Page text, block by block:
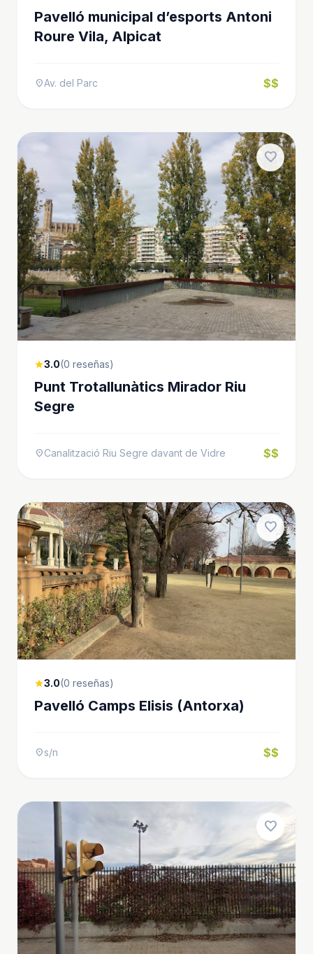
Pavelló municipal d’esports Antoni
Roure Vila, Alpicat
location_onAv. del Parc $$
favorite
star3.0(0 reseñas)
Punt Trotallunàtics Mirador Riu
Segre
location_onCanalització Riu Segre davant de Vidre $$
favorite
star3.0(0 reseñas)
Pavelló Camps Elisis (Antorxa)
location_ons/n $$
favorite